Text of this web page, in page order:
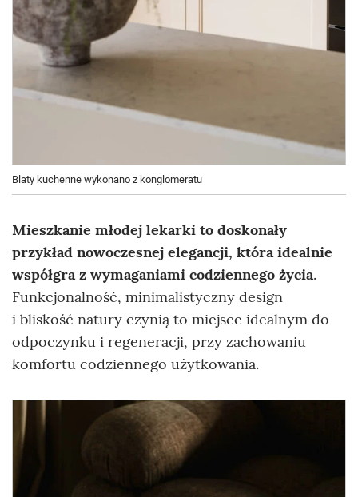
Blaty kuchenne wykonano z konglomeratu
Mieszkanie młodej lekarki to doskonały
przykład nowoczesnej elegancji, która idealnie
współgra z wymaganiami codziennego życia.
Funkcjonalność, minimalistyczny design
i bliskość natury czynią to miejsce idealnym do
odpoczynku i regeneracji, przy zachowaniu
komfortu codziennego użytkowania.